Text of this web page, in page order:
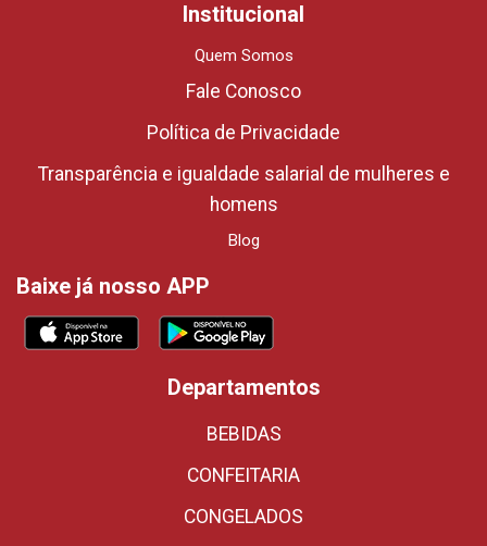
Institucional
Quem Somos
Fale Conosco
Política de Privacidade
Transparência e igualdade salarial de mulheres e
homens
Blog
Baixe já nosso APP
Departamentos
BEBIDAS
CONFEITARIA
CONGELADOS